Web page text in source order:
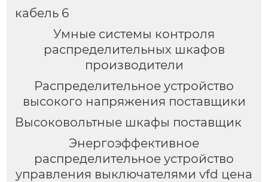
кабель 6
Умные системы контроля
распределительных шкафов
производители
Распределительное устройство
высокого напряжения поставщики
Высоковольтные шкафы поставщик
Энергоэффективное
распределительное устройство
управления выключателями vfd цена